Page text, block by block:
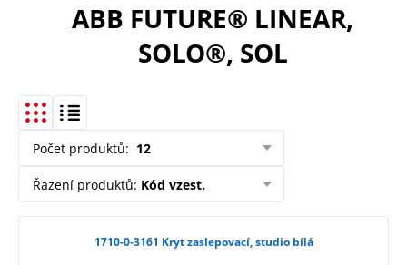
ABB FUTURE® LINEAR,
SOLO®, SOL
Počet produktů: 12
Řazení produktů: Kód vzest.
1710-0-3161 Kryt zaslepovací, studio bílá